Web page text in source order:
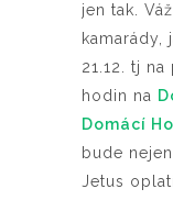
jen tak.
kamarády,
21.12. tj
hodin na
Domácí
bude
Jetus